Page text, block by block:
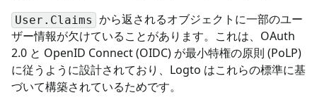
User.Claims から返されるオブジェクトに一部のユー
ザー情報が欠けていることがあります。これは、OAuth
2.0 と OpenID Connect (OIDC) が最小特権の原則 (PoLP)
に従うように設計されており、Logto はこれらの標準に基
づいて構築されているためです。